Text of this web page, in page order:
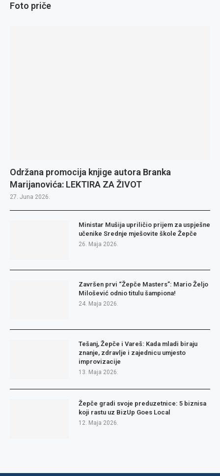
Foto priče
Održana promocija knjige autora Branka
Marijanovića: LEKTIRA ZA ŽIVOT
27. Juna 2026.
Ministar Mušija upriličio prijem za uspješne
učenike Srednje mješovite škole Žepče
26. Maja 2026.
Završen prvi “Žepče Masters”: Mario Željo
Milošević odnio titulu šampiona!
24. Maja 2026.
Tešanj, Žepče i Vareš: Kada mladi biraju
znanje, zdravlje i zajednicu umjesto
improvizacije
13. Maja 2026.
Žepče gradi svoje preduzetnice: 5 biznisa
koji rastu uz BizUp Goes Local
12. Maja 2026.